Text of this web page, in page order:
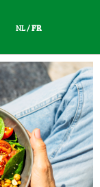
NL/FR